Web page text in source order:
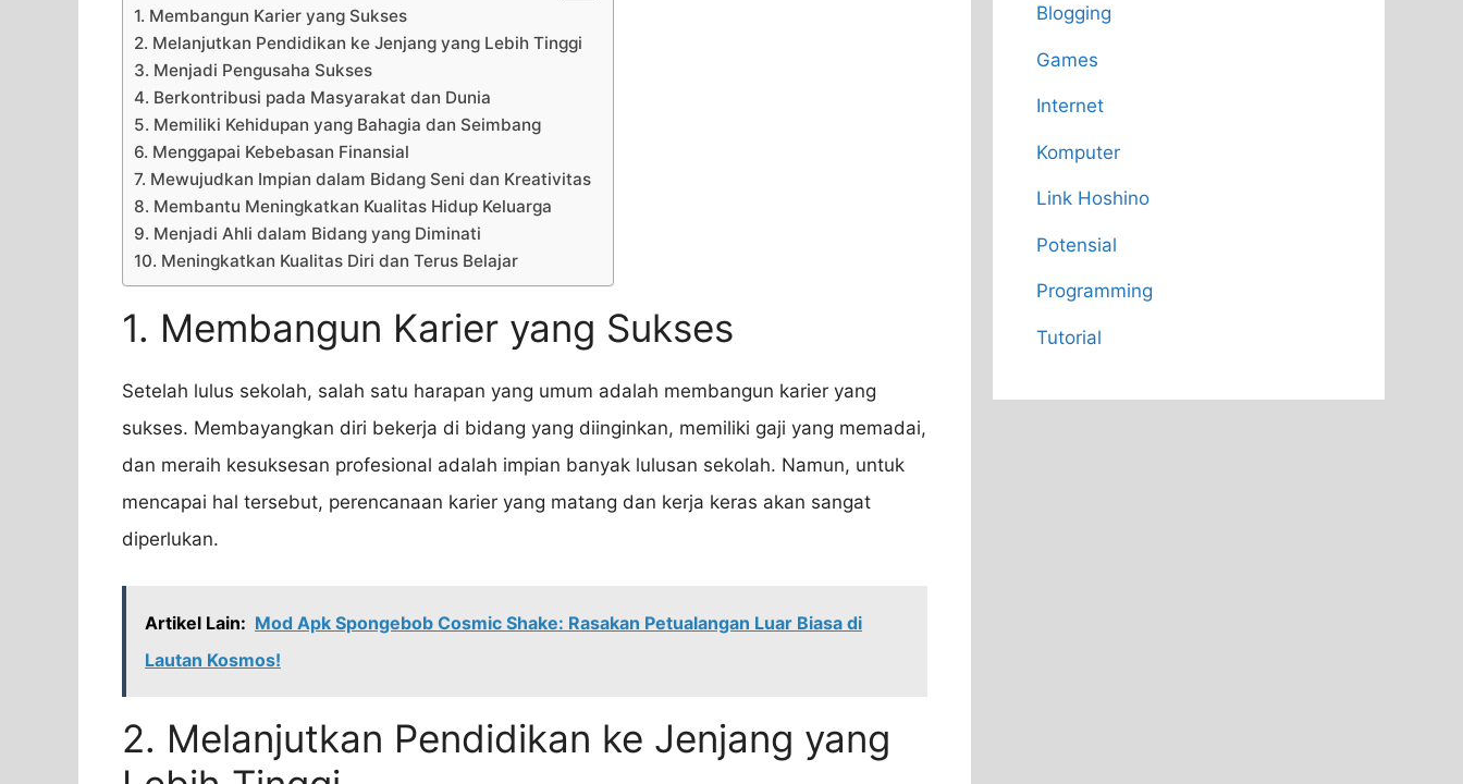
1. Membangun Karier yang Sukses
2. Melanjutkan Pendidikan ke Jenjang yang Lebih Tinggi
3. Menjadi Pengusaha Sukses
4. Berkontribusi pada Masyarakat dan Dunia
5. Memiliki Kehidupan yang Bahagia dan Seimbang
6. Menggapai Kebebasan Finansial
7. Mewujudkan Impian dalam Bidang Seni dan Kreativitas
8. Membantu Meningkatkan Kualitas Hidup Keluarga
9. Menjadi Ahli dalam Bidang yang Diminati
10. Meningkatkan Kualitas Diri dan Terus Belajar
1. Membangun Karier yang Sukses
Setelah lulus sekolah, salah satu harapan yang umum adalah membangun karier yang
sukses. Membayangkan diri bekerja di bidang yang diinginkan, memiliki gaji yang memadai,
dan meraih kesuksesan profesional adalah impian banyak lulusan sekolah. Namun, untuk
mencapai hal tersebut, perencanaan karier yang matang dan kerja keras akan sangat
diperlukan.
Artikel Lain: Mod Apk Spongebob Cosmic Shake: Rasakan Petualangan Luar Biasa di
Lautan Kosmos!
2. Melanjutkan Pendidikan ke Jenjang yang
Blogging
Games
Internet
Komputer
Link Hoshino
Potensial
Programming
Tutorial